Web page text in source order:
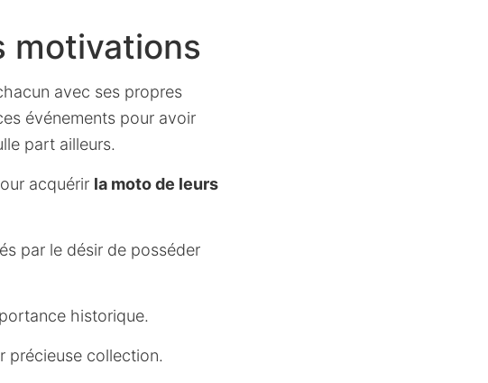
motivations
avec ses propres
événements pour avoir
part ailleurs.
acquérir la moto de leurs
par le désir de posséder
historique.
précieuse collection.